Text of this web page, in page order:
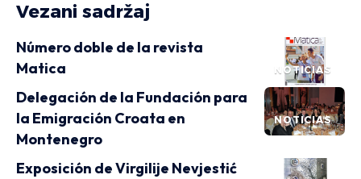
Vezani sadržaj
NOTICIAS
Número doble de la revista
Matica
NOTICIAS
Delegación de la Fundación para
la Emigración Croata en
Montenegro
Exposición de Virgilije Nevjestić